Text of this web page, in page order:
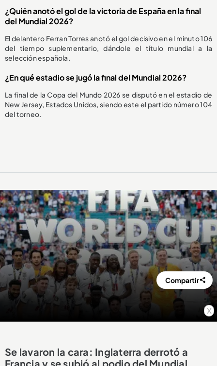
x
¿Quién anotó el gol de la victoria de España en la final
del Mundial 2026?
El delantero Ferran Torres anotó el gol decisivo en el minuto 106
del tiempo suplementario, dándole el título mundial a la
selección española.
¿En qué estadio se jugó la final del Mundial 2026?
La final de la Copa del Mundo 2026 se disputó en el estadio de
New Jersey, Estados Unidos, siendo este el partido número 104
del torneo.
Compartir
Se lavaron la cara: Inglaterra derrotó a
Francia y se subió al podio del Mundial